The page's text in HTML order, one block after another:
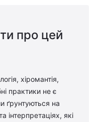
про цей
хіромантія,
практики не є
ґрунтуються на
інтерпретаціях, які